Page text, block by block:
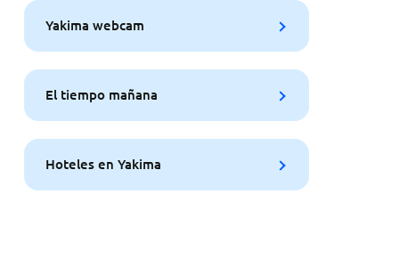
Yakima webcam
El tiempo mañana
Hoteles en Yakima